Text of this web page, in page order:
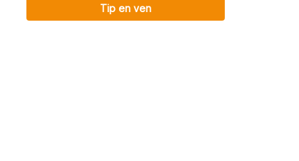
Tip en ven